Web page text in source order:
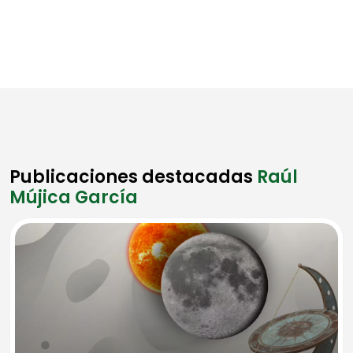
Publicaciones destacadas Raúl
Mújica García